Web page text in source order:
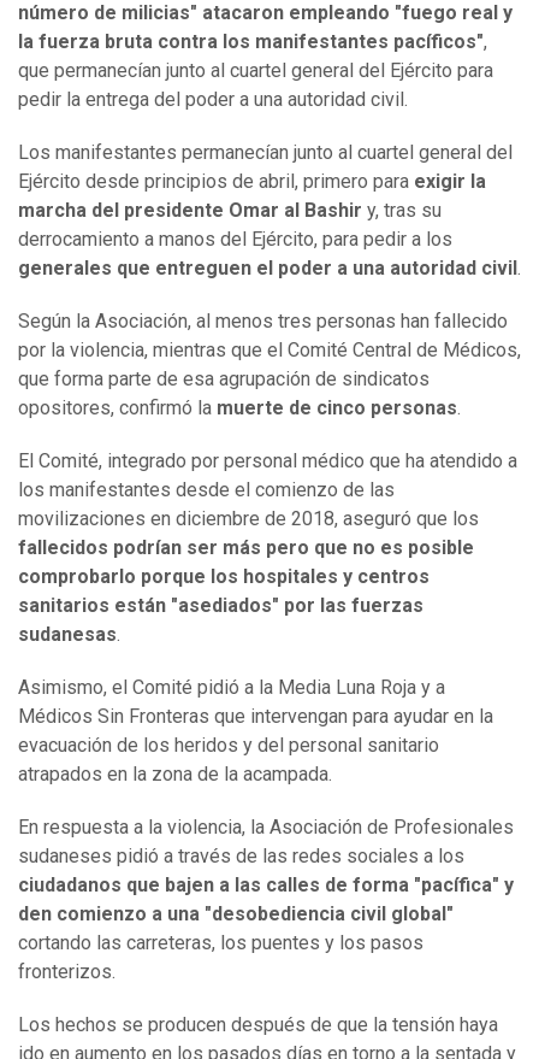
número de milicias" atacaron empleando "fuego real y
la fuerza bruta contra los manifestantes pacíficos",
que permanecían junto al cuartel general del Ejército para
pedir la entrega del poder a una autoridad civil.
Los manifestantes permanecían junto al cuartel general del
Ejército desde principios de abril, primero para exigir la
marcha del presidente Omar al Bashir y, tras su
derrocamiento a manos del Ejército, para pedir a los
generales que entreguen el poder a una autoridad civil .
Según la Asociación, al menos tres personas han fallecido
por la violencia, mientras que el Comité Central de Médicos,
que forma parte de esa agrupación de sindicatos
opositores, confirmó la muerte de cinco personas.
El Comité, integrado por personal médico que ha atendido a
los manifestantes desde el comienzo de las
movilizaciones en diciembre de 2018, aseguró que los
fallecidos podrían ser más pero que no es posible
comprobarlo porque los hospitales y centros
sanitarios están "asediados" por las fuerzas
sudanesas.
Asimismo, el Comité pidió a la Media Luna Roja y a
Médicos Sin Fronteras que intervengan para ayudar en la
evacuación de los heridos y del personal sanitario
atrapados en la zona de la acampada.
En respuesta a la violencia, la Asociación de Profesionales
sudaneses pidió a través de las redes sociales a los
ciudadanos que bajen a las calles de forma "pacífica" y
den comienzo a una "desobediencia civil global"
cortando las carreteras, los puentes y los pasos
fronterizos.
Los hechos se producen después de que la tensión haya
ido en aumento en los pasados días en torno a la sentada y